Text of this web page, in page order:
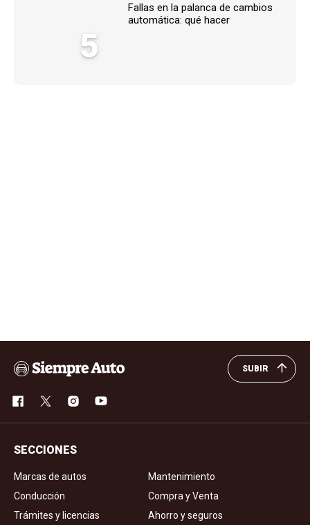
5
Fallas en la palanca de cambios
automática: qué hacer
SUBIR
SECCIONES
Marcas de autos
Mantenimiento
Conducción
Compra y Venta
Trámites y licencias
Ahorro y seguros